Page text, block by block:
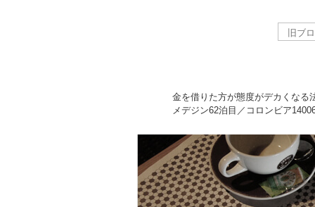
金を借りた方が態度がデカくなる
メデジン62泊目／コロンビア